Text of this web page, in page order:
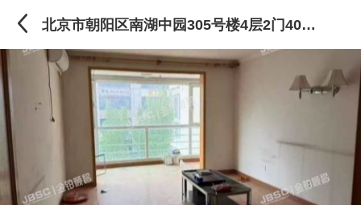
北京市朝阳区南湖中园305号楼4层2门402室不动产